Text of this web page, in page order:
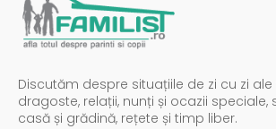
Discutăm despre situațiile de zi cu zi
dragoste, relații, nunți și ocazii speciale,
casă și grădină, rețete și timp liber.